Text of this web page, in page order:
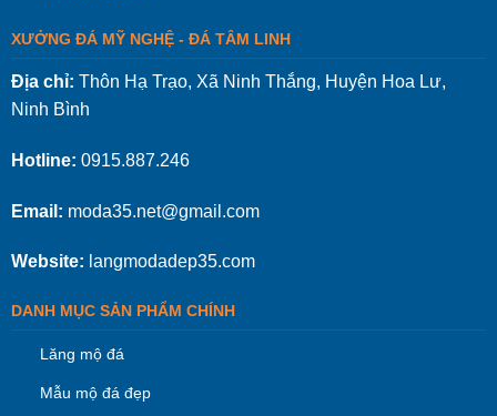
XƯỞNG ĐÁ MỸ NGHỆ - ĐÁ TÂM LINH
Địa chỉ: Thôn Hạ Trạo, Xã Ninh Thắng, Huyện Hoa Lư,
Ninh Bình
Hotline: 0915.887.246
Email: moda35.net@gmail.com
Website: langmodadep35.com
DANH MỤC SẢN PHẨM CHÍNH
Lăng mộ đá
Mẫu mộ đá đẹp